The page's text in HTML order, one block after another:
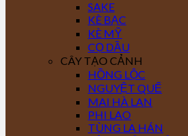
SAKE
KÈ BẠC
KÈ MỸ
CỌ DẦU
CÂY TẠO CẢNH
HỒNG LỘC
NGUYỆT QUẾ
MAI HÀ LAN
PHI LAO
TÙNG LA HÁN